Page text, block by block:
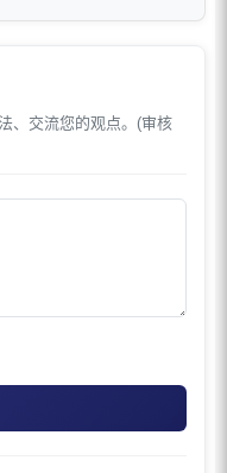
、交流您的观点。(审核